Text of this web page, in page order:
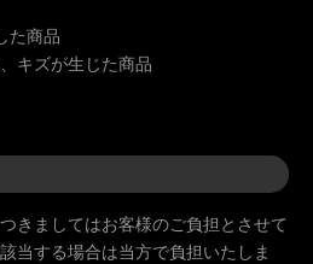
た商品
キズが生じた商品
きましてはお客様のご負担とさせて
当する場合は当方で負担いたしま